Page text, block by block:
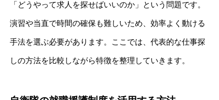
「どうやって求人を探せばいいのか」という問題です。
演習や当直で時間の確保も難しいため、効率よく動ける
手法を選ぶ必要があります。ここでは、代表的な仕事探
しの方法を比較しながら特徴を整理していきます。